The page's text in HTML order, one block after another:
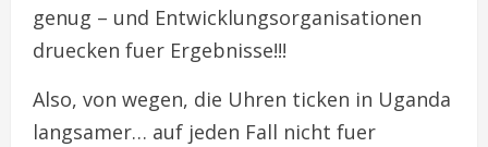
genug – und Entwicklungsorganisationen
druecken fuer Ergebnisse!!!
Also, von wegen, die Uhren ticken in Uganda
langsamer… auf jeden Fall nicht fuer